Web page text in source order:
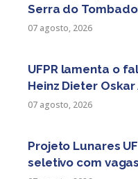
Serra do
07 agosto, 2026
UFPR lamenta o
Heinz Dieter
07 agosto, 2026
Projeto Lunares
seletivo com